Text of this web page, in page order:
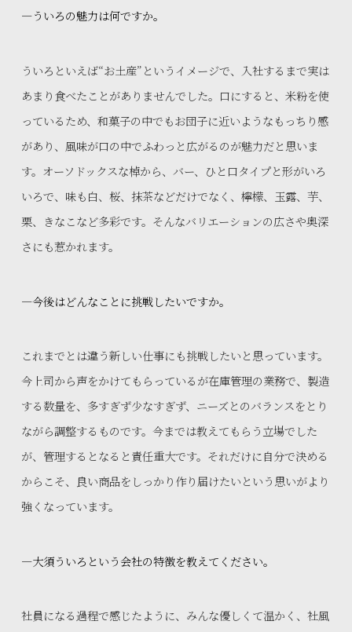
—ういろの魅力は何ですか。
ういろといえば“お土産”というイメージで、入社するまで実は
あまり食べたことがありませんでした。口にすると、米粉を使
っているため、和菓子の中でもお団子に近いようなもっちり感
があり、風味が口の中でふわっと広がるのが魅力だと思いま
す。オーソドックスな棹から、バー、ひと口タイプと形がいろ
いろで、味も白、桜、抹茶などだけでなく、檸檬、玉露、芋、
栗、きなこなど多彩です。そんなバリエーションの広さや奥深
さにも惹かれます。
—今後はどんなことに挑戦したいですか。
これまでとは違う新しい仕事にも挑戦したいと思っています。
今上司から声をかけてもらっているが在庫管理の業務で、製造
する数量を、多すぎず少なすぎず、ニーズとのバランスをとり
ながら調整するものです。今までは教えてもらう立場でした
が、管理するとなると責任重大です。それだけに自分で決める
からこそ、良い商品をしっかり作り届けたいという思いがより
強くなっています。
—大須ういろという会社の特徴を教えてください。
社員になる過程で感じたように、みんな優しくて温かく、社風